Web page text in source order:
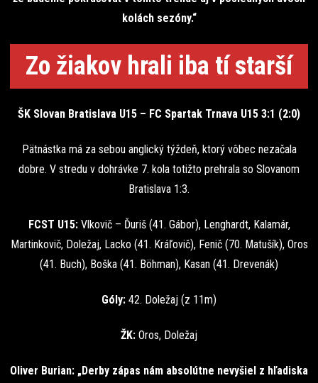
kolách sezóny.“
Zo žiakov hrali iba tí starší
ŠK Slovan Bratislava U15 – FC Spartak Trnava U15 3:1 (2:0)
Pätnástka má za sebou anglický týždeň, ktorý vôbec nezačala
dobre. V stredu v dohrávke 7. kola totižto prehrala so Slovanom
Bratislava 1:3.
FCST U15: Vlkovič – Ďuriš (41. Gábor), Lenghardt, Kalamár,
Martinkovič, Doležaj, Lacko (41. Kráľovič), Fenič (70. Matušík), Oros
(41. Buch), Boška (41. Böhman), Kasan (41. Drevenák)
Góly: 42. Doležaj (z 11m)
ŽK: Oros, Doležaj
Oliver Burian: „Derby zápas nám absolútne nevyšiel z hľadiska